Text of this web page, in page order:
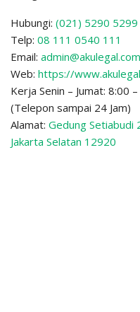
Hubungi: (021) 5290 5299
Telp: 08 111 0540 111
Email: admin@akulegal.com
Web: https://
Kerja Senin – Jumat: 8:00
(Telepon sampai 24 Jam)
Alamat: Gedung Setiabudi
Jakarta Selatan 12920